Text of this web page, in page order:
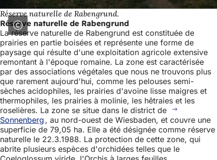
Réserve naturelle de Rabengrund.
Réserve naturelle de Rabengrund
La réserve naturelle de Rabengrund est constituée de
prairies en partie boisées et représente une forme de
paysage qui résulte d'une exploitation agricole extensive
remontant à l'époque romaine. La zone est caractérisée
par des associations végétales que nous ne trouvons plus
que rarement aujourd'hui, comme les pelouses semi-
sèches acidophiles, les prairies d'avoine lisse maigres et
thermophiles, les prairies à molinie, les hêtraies et les
roselières. La zone se situe dans le district de
Sonnenberg , au nord-ouest de Wiesbaden, et couvre une
superficie de 79,05 ha. Elle a été désignée comme réserve
naturelle le 22.3.1988. La protection de cette zone, qui
abrite plusieurs espèces d'orchidées telles que le